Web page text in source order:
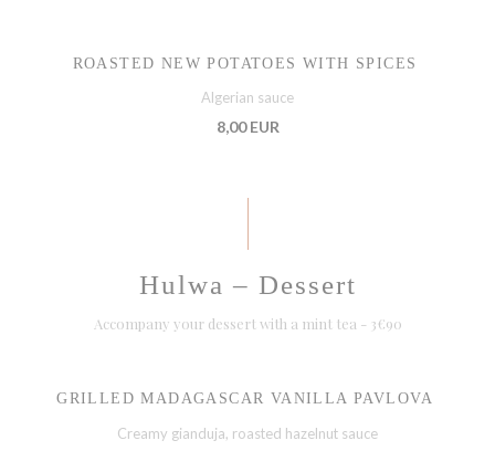
ROASTED NEW POTATOES WITH SPICES
Algerian sauce
8,00 EUR
Hulwa – Dessert
Accompany your dessert with a mint tea - 3€90
GRILLED MADAGASCAR VANILLA PAVLOVA
Creamy gianduja, roasted hazelnut sauce